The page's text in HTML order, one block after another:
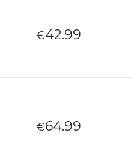
€42.99
€64.99